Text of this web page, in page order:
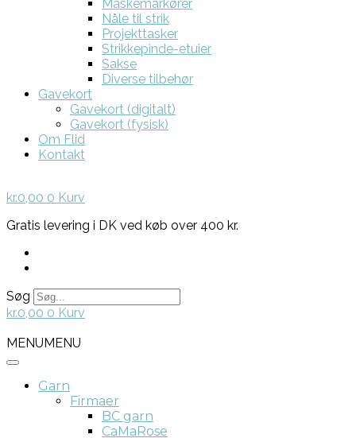
Maskemarkører
Nåle til strik
Projekttasker
Strikkepinde-etuier
Sakse
Diverse tilbehør
Gavekort
Gavekort (digitalt)
Gavekort (fysisk)
Om Flid
Kontakt
kr.0,00 0 Kurv
Gratis levering i DK ved køb over 400 kr.
Søg
kr.0,00 0 Kurv
MENUMENU
Garn
Firmaer
BC garn
CaMaRose